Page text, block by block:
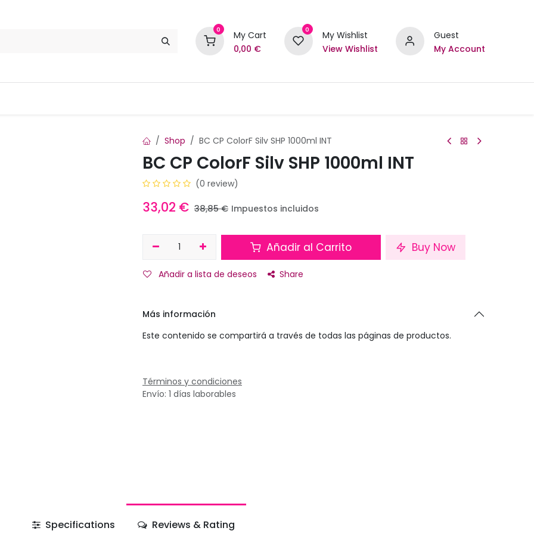
0
My Cart
0,00 €
0
My Wishlist
View Wishlist
Guest
My Account
Shop BC CP ColorF Silv SHP 1000ml INT
BC CP ColorF Silv SHP 1000ml INT
(0 review)
33,02 € 38,85€ Impuestos incluidos
Añadir al Carrito Buy Now
Añadir a lista de deseos Share
Más información
Este contenido se compartirá a través de todas las páginas de productos.
Términos y condiciones
Envío: 1 días laborables
Specifications Reviews & Rating